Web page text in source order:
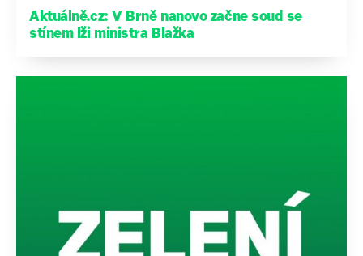
Aktuálně.cz: V Brně nanovo začne soud se
stínem lži ministra Blažka